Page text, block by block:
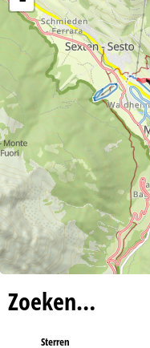
a
Zoeken…
Sterren